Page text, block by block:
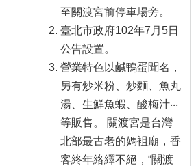
至關渡宮前停車場旁。
臺北市政府102年7月5日
公告設置。
營業特色以鹹鴨蛋聞名，
另有炒米粉、炒麵、魚丸
湯、生鮮魚蝦、酸梅汁‧‧‧
等販售。 關渡宮是台灣
北部最古老的媽袓廟，香
客終年絡繹不絕，“關渡